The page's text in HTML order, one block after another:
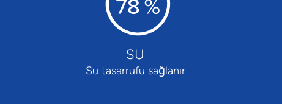
SU
Su tasarrufu sağlanır